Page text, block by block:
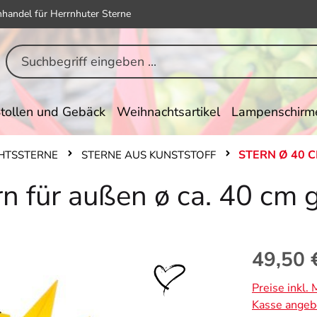
für Herrnhuter Sterne
und Gebäck Weihnachtsartikel
STERNE AUS KUNSTSTOFF STERN Ø 40
für außen ø ca. 40 cm
Regulärer
49,50
Preise inkl.
Kasse